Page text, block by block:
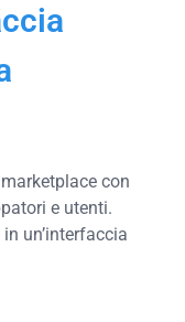
con
e utenti.
un’interfaccia